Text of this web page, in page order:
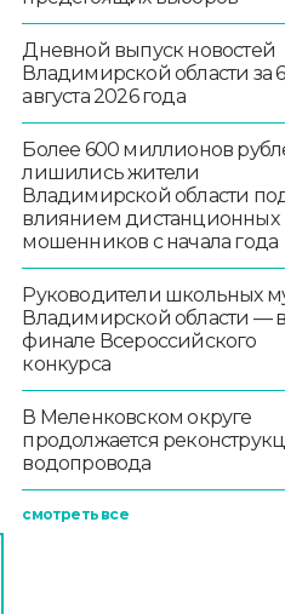
Дневной выпуск новостей
Владимирской области за 6
августа 2026 года
Более 600 миллионов
лишились жители
Владимирской области
влиянием дистанционных
мошенников с начала года
Руководители школьных
Владимирской области —
финале Всероссийского
конкурса
В Меленковском округе
продолжается
водопровода
смотреть все